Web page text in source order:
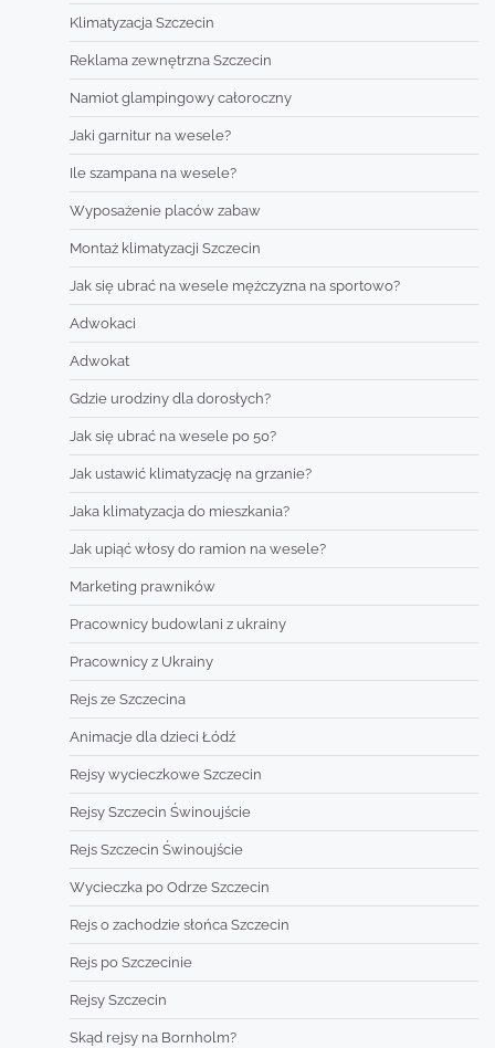
Klimatyzacja Szczecin
Reklama zewnętrzna Szczecin
Namiot glampingowy całoroczny
Jaki garnitur na wesele?
Ile szampana na wesele?
Wyposażenie placów zabaw
Montaż klimatyzacji Szczecin
Jak się ubrać na wesele mężczyzna na sportowo?
Adwokaci
Adwokat
Gdzie urodziny dla dorosłych?
Jak się ubrać na wesele po 50?
Jak ustawić klimatyzację na grzanie?
Jaka klimatyzacja do mieszkania?
Jak upiąć włosy do ramion na wesele?
Marketing prawników
Pracownicy budowlani z ukrainy
Pracownicy z Ukrainy
Rejs ze Szczecina
Animacje dla dzieci Łódź
Rejsy wycieczkowe Szczecin
Rejsy Szczecin Świnoujście
Rejs Szczecin Świnoujście
Wycieczka po Odrze Szczecin
Rejs o zachodzie słońca Szczecin
Rejs po Szczecinie
Rejsy Szczecin
Skąd rejsy na Bornholm?